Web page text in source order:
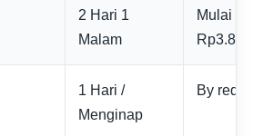
2 Hari 1
Malam
Mulai
1 Hari /
Menginap
By